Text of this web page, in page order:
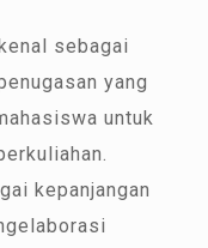
sebagai
yang
untuk
kepanjangan